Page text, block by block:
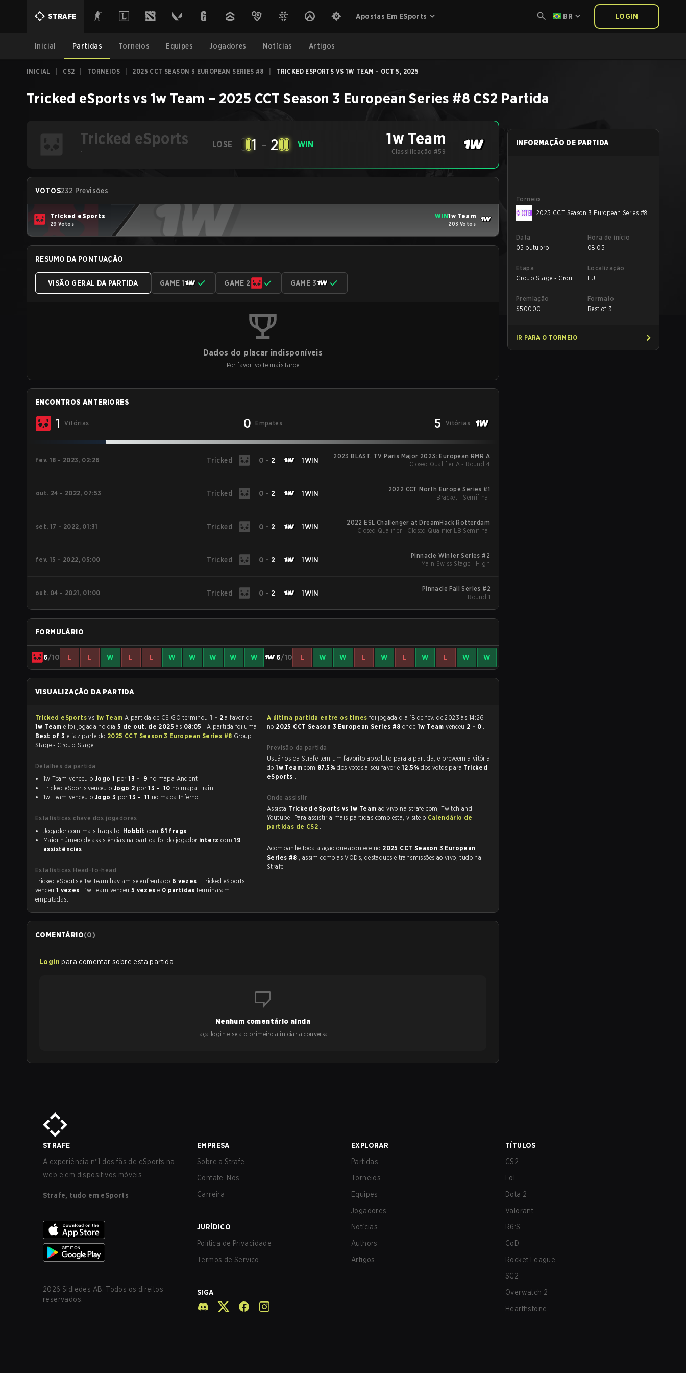
STRAFE Apostas Em ESports BR LOGIN
Inicial Partidas Torneios Equipes Jogadores Notícias Artigos
INICIAL CS2 TORNEIOS 2025 CCT SEASON 3 EUROPEAN SERIES #8 TRICKED ESPORTS VS 1W TEAM - OCT 5, 2025
Tricked eSportsvs 1w Team – 2025 CCT Season 3 European Series #8 CS2 Partida
Tricked eSports
-
LOSE 1 - 2 WIN 1w Team
Classificação #59
VOTOS232 Previsões
Tricked eSports
29 Votos
WIN1w Team
203 Votos
RESUMO DA PONTUAÇÃO
VISÃO GERAL DA PARTIDA GAME 1 GAME 2 GAME 3
Dados do placar indisponíveis
Por favor, volte mais tarde
ENCONTROS ANTERIORES
1 Vitórias 0 Empates 5 Vitórias
fev. 18 - 2023, 02:26 Tricked 0 - 2 1WIN
2023 BLAST. TV Paris Major 2023: European RMR A
Closed Qualifier A - Round 4
out. 24 - 2022, 07:53 Tricked 0 - 2 1WIN
2022 CCT North Europe Series #1
Bracket - Semifinal
set. 17 - 2022, 01:31 Tricked 0 - 2 1WIN
2022 ESL Challenger at DreamHack Rotterdam
Closed Qualifier - Closed Qualifier LB Semifinal
fev. 15 - 2022, 05:00 Tricked 0 - 2 1WIN
Pinnacle Winter Series #2
Main Swiss Stage - High
out. 04 - 2021, 01:00 Tricked 0 - 2 1WIN
Pinnacle Fall Series #2
Round 1
FORMULÁRIO
6/10 L L W L L W W W W W 6/10 L W W L W L W L W W
VISUALIZAÇÃO DA PARTIDA
Tricked eSportsvs 1w Team A partida de CS:GO terminou 1 - 2 a favor de
1w Team
e foi jogada no dia5 de out. de 2025às 08:05 . A partida foi uma
Best of 3 e faz parte do 2025 CCT Season 3 European Series #8 Group
Stage - Group Stage.
Detalhes da partida
1w Team venceu o Jogo 1 por 13 - 9 no mapa Ancient
Tricked eSports venceu o Jogo 2 por 13 - 10 no mapa Train
1w Team venceu o Jogo 3 por 13 - 11 no mapa Inferno
Estatísticas chave dos jogadores
Jogador com mais frags foi Hobbit com 61 frags.
Maior número de assistências na partida foi do jogador interz com19
assistências.
Estatísticas Head-to-head
Tricked eSports e 1w Team haviam se enfrentado 6 vezes . Tricked eSports
venceu 1 vezes , 1w Team venceu 5 vezes e 0 partidasterminaram
empatadas.
A última partida entre os times
no 2025 CCT Season 3 European Series #8 onde 1w Teamvenceu 2 - 0 .
Previsão da partida
Usuários da Strafe tem um favorito absoluto para a partida, e preveem a vitória
do1w Teamcom 87.5%dos votos a seu favor e 12.5%dos votos para Tricked
eSports .
Onde assistir
Assista Tricked eSports vs 1w Team ao vivo na strafe.com, Twitch and
Youtube. Para assistir a mais partidas como esta, visite o Calendário de
partidas de CS2 .
Acompanhe toda a ação que acontece no 2025 CCT Season 3 European
Series #8 , assim como as VODs, destaques e transmissões ao vivo, tudo na
Strafe.
COMENTÁRIO(0)
Login para comentar sobre esta partida
Nenhum comentário ainda
Faça login e seja o primeiro a iniciar a conversa!
INFORMAÇÃO DE PARTIDA
Torneio
2025 CCT Season 3 European Series #8
Data
05 outubro
Hora de início
08:05
Etapa
Group Stage - Group
Localização
EU
Premiação
$50000
Formato
Best of 3
IR PARA O TORNEIO
STRAFE
A experiência nº1 dos fãs de eSports na
web e em dispositivos móveis.
Strafe, tudo em eSports
2026 Sidledes AB. Todos os direitos
reservados.
EMPRESA
Sobre a Strafe
Contate-Nos
Carreira
JURÍDICO
Política de Privacidade
Termos de Serviço
SIGA
EXPLORAR
Partidas
Torneios
Equipes
Jogadores
Notícias
Authors
Artigos
TÍTULOS
CS2
LoL
Dota 2
Valorant
R6:S
CoD
Rocket League
SC2
Overwatch 2
Hearthstone